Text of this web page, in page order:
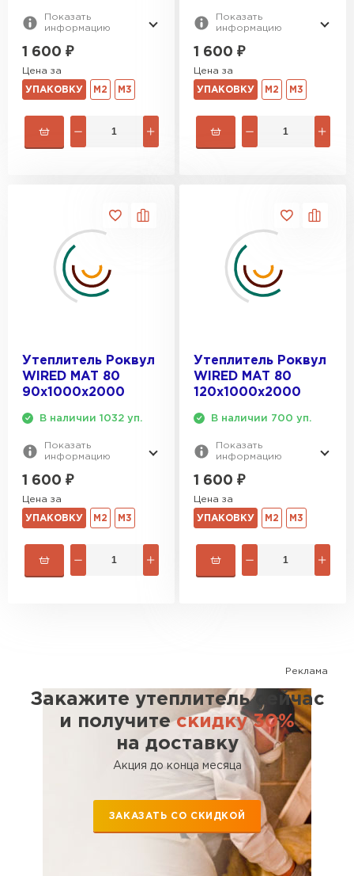
Показать
информацию
1 600 ₽
Цена за
УПАКОВКУ М2 М3
Показать
информацию
1 600 ₽
Цена за
УПАКОВКУ М2 М3
Утеплитель Роквул
WIRED MAT 80
90х1000х2000
В наличии 1032 уп.
Показать
информацию
1 600 ₽
Цена за
УПАКОВКУ М2 М3
Утеплитель Роквул
WIRED MAT 80
120х1000х2000
В наличии 700 уп.
Показать
информацию
1 600 ₽
Цена за
УПАКОВКУ М2 М3
Реклама
Закажите утеплитель сейчас
и получитескидку 30%
на доставку
Акция до конца месяца
ЗАКАЗАТЬ СО СКИДКОЙ
Рулонная кровля Брит
ПЕРЕЙТИ
Утеплитель Isoroc
Утеплитель Paroc
Утеплитель Penoplex
ПЕРЕЙТИ
Утеплитель Rockwool
ПЕРЕЙТИ
Утеплитель Юматекс Термо